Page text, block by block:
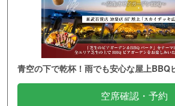
青空の下で乾杯！雨でも安心な屋上BBQ
空席確認・予約